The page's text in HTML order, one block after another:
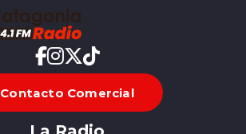
Contacto Comercial
La Radio